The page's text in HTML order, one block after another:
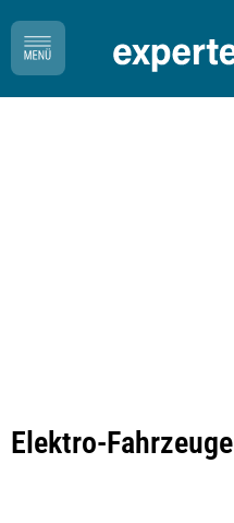
Elektro-Fahrzeuge